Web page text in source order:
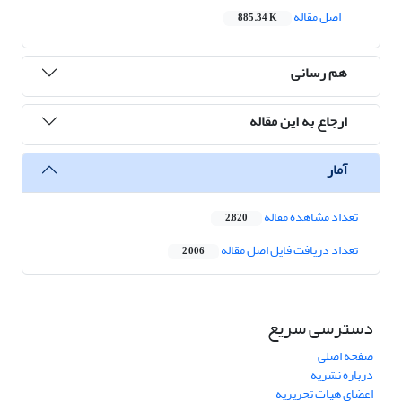
اصل مقاله
885.34 K
هم رسانی
ارجاع به این مقاله
آمار
تعداد مشاهده مقاله 2,820
تعداد دریافت فایل اصل مقاله 2,006
دسترسی سریع
صفحه اصلی
درباره نشریه
اعضای هیات تحریریه